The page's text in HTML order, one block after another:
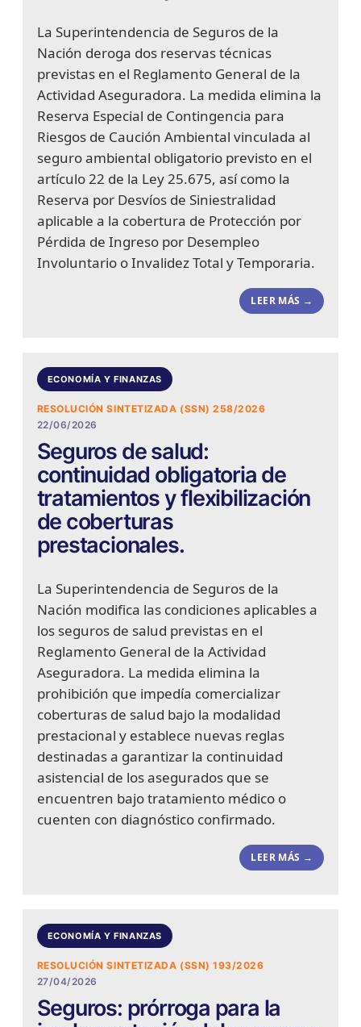
La Superintendencia de Seguros de la
Nación deroga dos reservas técnicas
previstas en el Reglamento General de la
Actividad Aseguradora. La medida elimina la
Reserva Especial de Contingencia para
Riesgos de Caución Ambiental vinculada al
seguro ambiental obligatorio previsto en el
artículo 22 de la Ley 25.675, así como la
Reserva por Desvíos de Siniestralidad
aplicable a la cobertura de Protección por
Pérdida de Ingreso por Desempleo
Involuntario o Invalidez Total y Temporaria.
LEER MÁS →
ECONOMÍA Y FINANZAS
RESOLUCIÓN SINTETIZADA (SSN) 258/2026
22/06/2026
Seguros de salud:
continuidad obligatoria de
tratamientos y flexibilización
de coberturas
prestacionales.
La Superintendencia de Seguros de la
Nación modifica las condiciones aplicables a
los seguros de salud previstas en el
Reglamento General de la Actividad
Aseguradora. La medida elimina la
prohibición que impedía comercializar
coberturas de salud bajo la modalidad
prestacional y establece nuevas reglas
destinadas a garantizar la continuidad
asistencial de los asegurados que se
encuentren bajo tratamiento médico o
cuenten con diagnóstico confirmado.
LEER MÁS →
ECONOMÍA Y FINANZAS
RESOLUCIÓN SINTETIZADA (SSN) 193/2026
27/04/2026
Seguros: prórroga para la